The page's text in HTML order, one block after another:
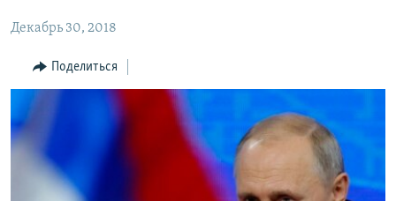
основной
навигации
Перейти
поиску
ЭКОНОМИКА
РЕГИОН
НАГОРНЫЙ КАРАБАХ
КУЛЬТУРА
СПОРТ
АРХИВ
Декабрь 30, 2018
Поделиться